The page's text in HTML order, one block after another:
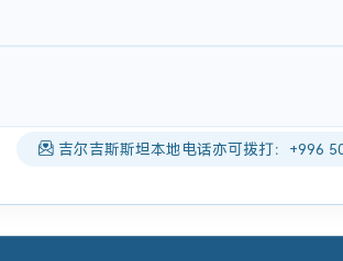
吉尔吉斯斯坦本地电话亦可拨打：+996